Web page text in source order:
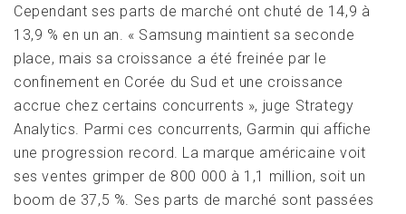
Cependant ses parts de marché ont chuté de 14,9 à
13,9 % en un an. « Samsung maintient sa seconde
place, mais sa croissance a été freinée par le
confinement en Corée du Sud et une croissance
accrue chez certains concurrents », juge Strategy
Analytics. Parmi ces concurrents, Garmin qui affiche
une progression record. La marque américaine voit
ses ventes grimper de 800 000 à 1,1 million, soit un
boom de 37,5 %. Ses parts de marché sont passées